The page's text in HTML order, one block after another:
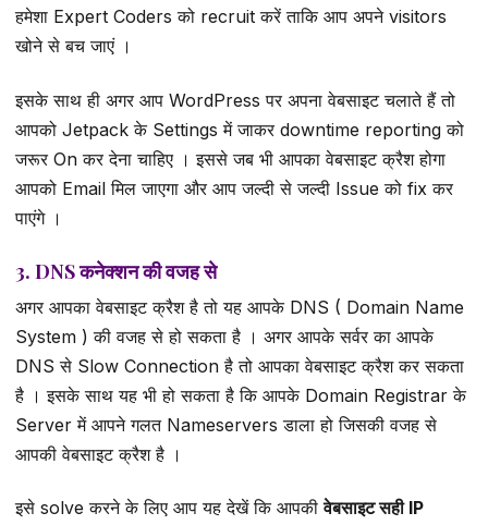
हमेशा Expert Coders को recruit करें ताकि आप अपने visitors
खोने से बच जाएं ।
इसके साथ ही अगर आप WordPress पर अपना वेबसाइट चलाते हैं तो
आपको Jetpack के Settings में जाकर downtime reporting को
जरूर On कर देना चाहिए । इससे जब भी आपका वेबसाइट क्रैश होगा
आपको Email मिल जाएगा और आप जल्दी से जल्दी Issue को fix कर
पाएंगे ।
3. DNS कनेक्शन की वजह से
अगर आपका वेबसाइट क्रैश है तो यह आपके DNS ( Domain Name
System ) की वजह से हो सकता है । अगर आपके सर्वर का आपके
DNS से Slow Connection है तो आपका वेबसाइट क्रैश कर सकता
है । इसके साथ यह भी हो सकता है कि आपके Domain Registrar के
Server में आपने गलत Nameservers डाला हो जिसकी वजह से
आपकी वेबसाइट क्रैश है ।
इसे solve करने के लिए आप यह देखें कि आपकीवेबसाइट सही IP